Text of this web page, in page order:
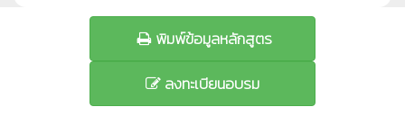
พิมพ์ข้อมูลหลักสูตร
ลงทะเบียนอบรม